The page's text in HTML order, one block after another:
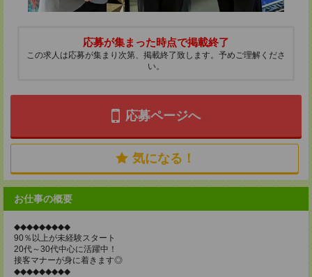
応募が集まった時点で掲載終了
この求人は応募が集まり次第、掲載終了致します。予めご理解くださ
い。
応募ページへ
気になる！
お仕事の概要
◆◆◆◆◆◆◆◆◆
90％以上が未経験スタート
20代～30代中心に活躍中！
接客マナーが身に着きます◎
◆◆◆◆◆◆◆◆◆